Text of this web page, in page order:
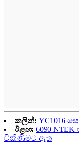
කලින්: YC1016
ඊළඟ: 6090
විකිණීමට ඇත